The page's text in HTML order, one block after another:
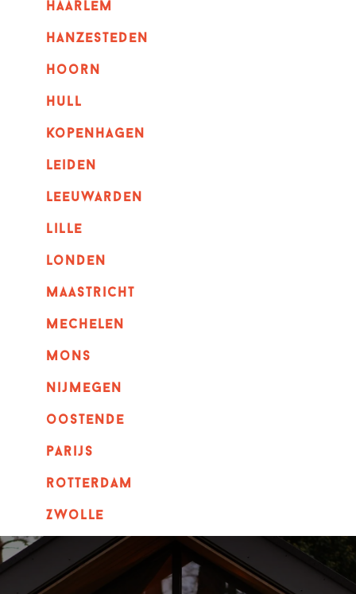
haarlem
hanzesteden
hoorn
hull
kopenhagen
leiden
leeuwarden
lille
londen
maastricht
mechelen
mons
nijmegen
oostende
parijs
rotterdam
Zwolle